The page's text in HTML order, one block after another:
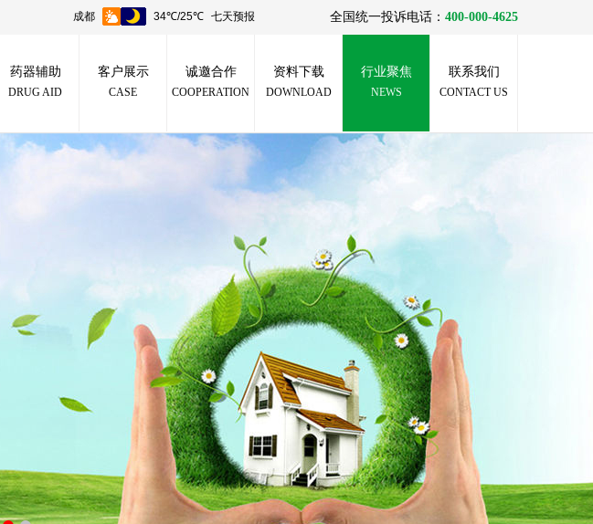
全国统一投诉电话： 400-000-4625
药器辅助
DRUG AID
客户展示
CASE
诚邀合作
COOPERATION
资料下载
DOWNLOAD
行业聚焦
NEWS
联系我们
CONTACT US